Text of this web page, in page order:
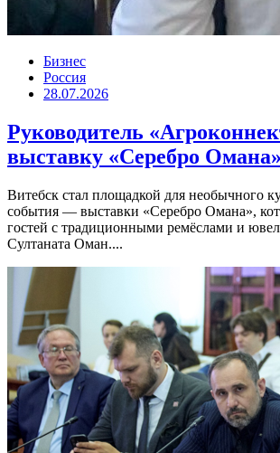
Бизнес
Россия
28.07.2026
Руководитель
выставку «Серебро
Витебск стал площадкой для необычного
события — выставки «Серебро Омана»,
гостей с традиционными ремёслами и
Султаната Оман....